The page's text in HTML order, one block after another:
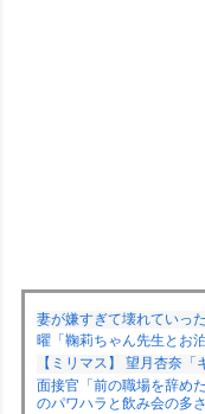
妻が嫌すぎて壊れていっ
曜「鞠莉ちゃん先生とお
【ミリマス】 望月杏奈
面接官「前の職場を辞め
のパワハラと飲み会の多